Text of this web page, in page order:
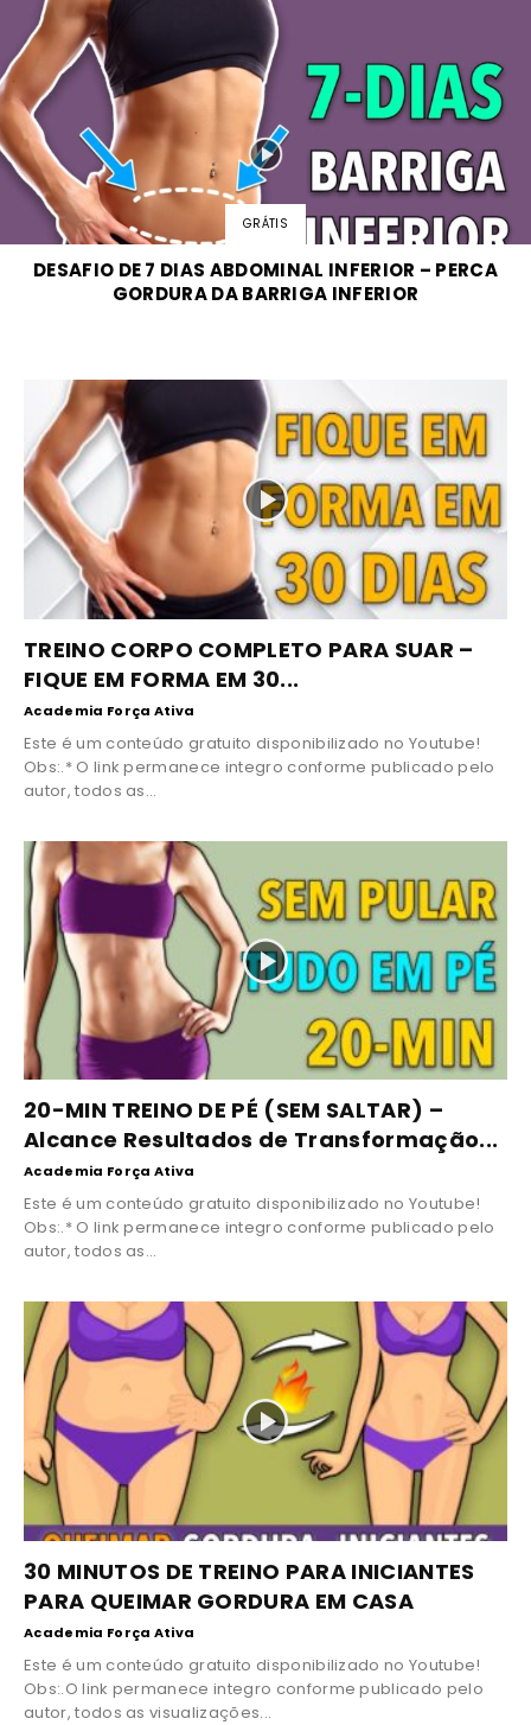
GRÁTIS
DESAFIO DE 7 DIAS ABDOMINAL INFERIOR – PERCA
GORDURA DA BARRIGA INFERIOR
TREINO CORPO COMPLETO PARA SUAR –
FIQUE EM FORMA EM 30...
Academia Força Ativa
Este é um conteúdo gratuito disponibilizado no Youtube!
Obs:.* O link permanece integro conforme publicado pelo
autor, todos as...
20-MIN TREINO DE PÉ (SEM SALTAR) –
Alcance Resultados de Transformação...
Academia Força Ativa
Este é um conteúdo gratuito disponibilizado no Youtube!
Obs:.* O link permanece integro conforme publicado pelo
autor, todos as...
30 MINUTOS DE TREINO PARA INICIANTES
PARA QUEIMAR GORDURA EM CASA
Academia Força Ativa
Este é um conteúdo gratuito disponibilizado no Youtube!
Obs:.O link permanece integro conforme publicado pelo
autor, todos as visualizações...